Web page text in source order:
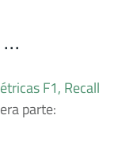
F1, Recall
parte: